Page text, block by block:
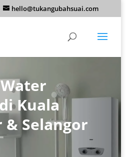
hello@tukangubahsuai.com
Kuala
Selangor